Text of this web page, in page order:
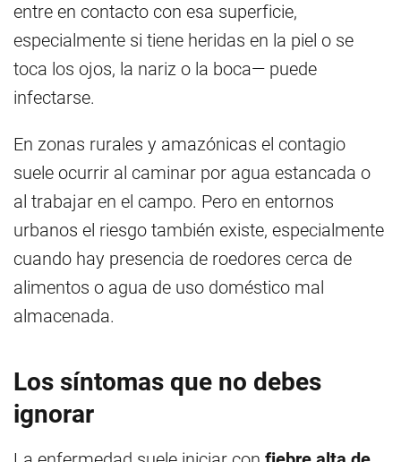
entre en contacto con esa superficie,
especialmente si tiene heridas en la piel o se
toca los ojos, la nariz o la boca— puede
infectarse.
En zonas rurales y amazónicas el contagio
suele ocurrir al caminar por agua estancada o
al trabajar en el campo. Pero en entornos
urbanos el riesgo también existe, especialmente
cuando hay presencia de roedores cerca de
alimentos o agua de uso doméstico mal
almacenada.
Los síntomas que no debes
ignorar